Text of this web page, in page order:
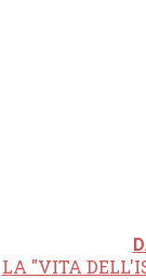
LA "VITA